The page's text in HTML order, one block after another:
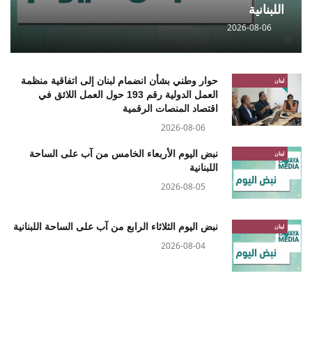
اللبنانية
2026-08-06
لبنان
حوار وطني بشأن انضمام لبنان إلى اتفاقية منظمة
العمل الدولية رقم 193 حول العمل اللائق في
اقتصاد المنصات الرقمية
2026-08-06
لبنان
نبض اليوم الأربعاء الخامس من آب على الساحة
اللبنانية
2026-08-05
لبنان نبض اليوم الثلاثاء الرابع من آب على الساحة اللبنانية
2026-08-04